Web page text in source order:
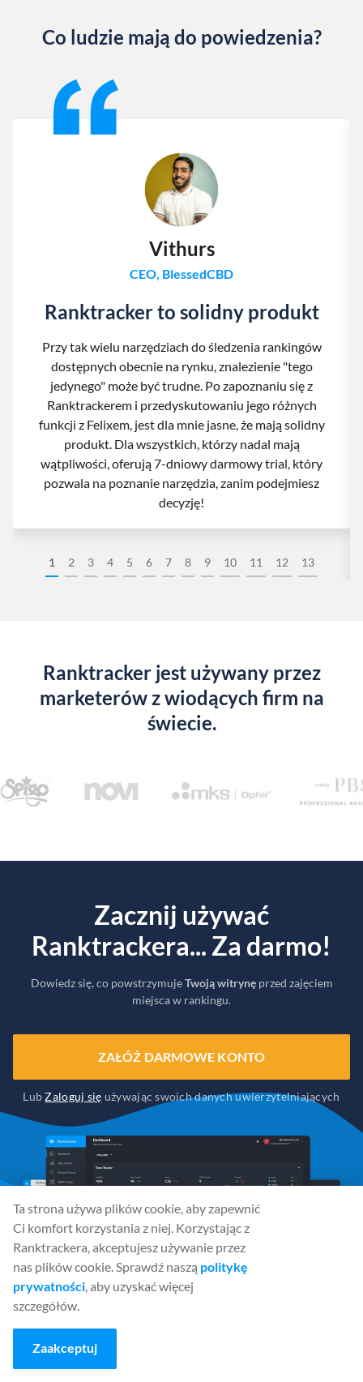
Co ludzie mają do powiedzenia?
1 2 3 4 5 6 7 8 9 10 11 12 13
Vithurs
CEO, BlessedCBD
Ranktracker to solidny produkt
Przy tak wielu narzędziach do śledzenia rankingów
dostępnych obecnie na rynku, znalezienie "tego
jedynego" może być trudne. Po zapoznaniu się z
Ranktrackerem i przedyskutowaniu jego różnych
funkcji z Felixem, jest dla mnie jasne, że mają solidny
produkt. Dla wszystkich, którzy nadal mają
wątpliwości, oferują 7-dniowy darmowy trial, który
pozwala na poznanie narzędzia, zanim podejmiesz
decyzję!
Ranktracker jest używany przez
marketerów z wiodących firm na
świecie.
Zacznij używać
Ranktrackera... Za darmo!
Dowiedz się, co powstrzymujeTwoją witrynęprzed zajęciem
miejsca w rankingu.
ZAŁÓŻ DARMOWE KONTO
LubZaloguj się używając swoich danych uwierzytelniających
Ta strona używa plików cookie, aby zapewnić
Ci komfort korzystania z niej. Korzystając z
Ranktrackera, akceptujesz używanie przez
nas plików cookie. Sprawdź naszą politykę
prywatności, aby uzyskać więcej
szczegółów.
Zaakceptuj